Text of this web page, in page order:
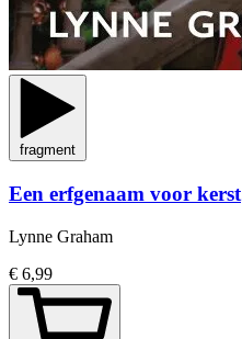
fragment
Een erfgenaam voor kerst
Lynne Graham
€ 6,99